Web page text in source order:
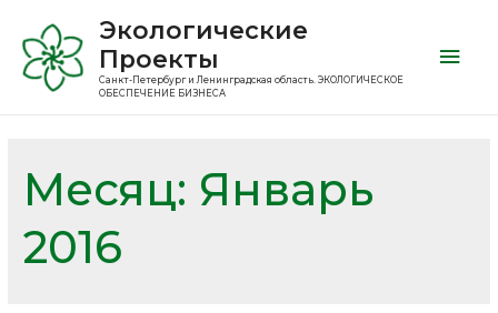
Экологические
Проекты
Санкт-Петербург и Ленинградская область. ЭКОЛОГИЧЕСКОЕ
ОБЕСПЕЧЕНИЕ БИЗНЕСА
Месяц: Январь
2016